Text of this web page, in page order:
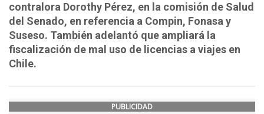
contralora Dorothy Pérez, en la comisión de Salud
del Senado, en referencia a Compin, Fonasa y
Suseso. También adelantó que ampliará la
fiscalización de mal uso de licencias a viajes en
Chile.
PUBLICIDAD